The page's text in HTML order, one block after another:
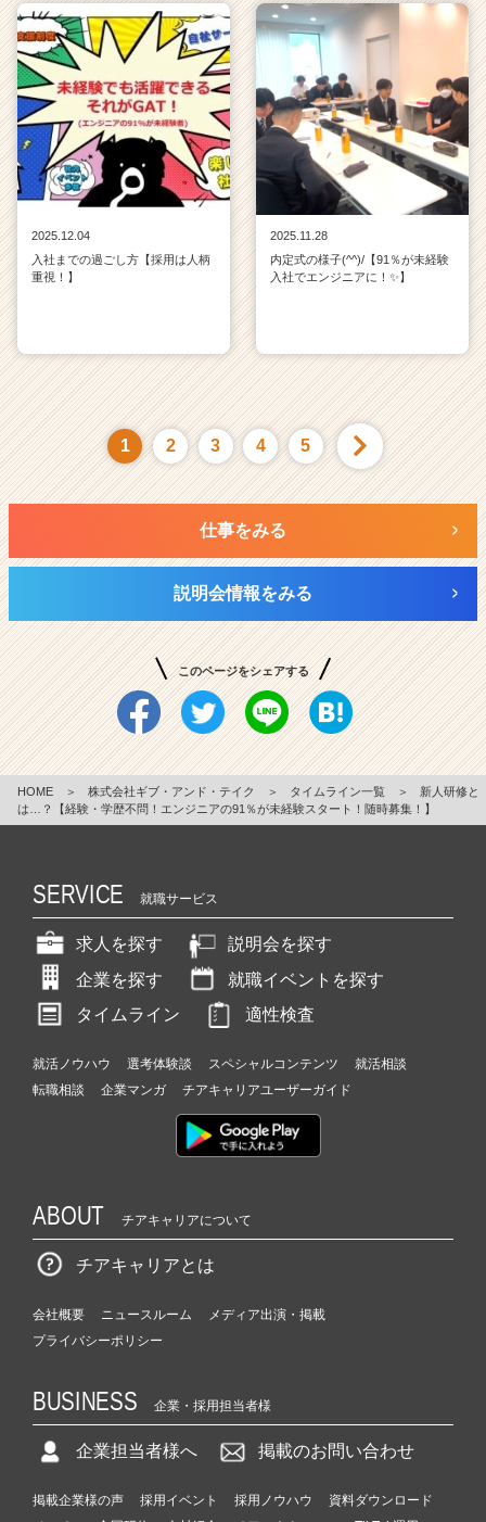
2025.12.04
入社までの過ごし方【採用は人柄
重視！】
2025.11.28
内定式の様子(^^)/【91％が未経験
入社でエンジニアに！✨】
1 2 3 4 5
仕事をみる
説明会情報をみる
このページをシェアする
HOME ＞ 株式会社ギブ・アンド・テイク ＞ タイムライン一覧 ＞
新人研修と
は…？【経験・学歴不問！エンジニアの91％が未経験スタート！随時募集！】
SERVICE 就職サービス
求人を探す
説明会を探す
企業を探す
就職イベントを探す
タイムライン
適性検査
就活ノウハウ 選考体験談 スペシャルコンテンツ
就活相談
転職相談
企業マンガ チアキャリアユーザーガイド
ABOUT チアキャリアについて
チアキャリアとは
会社概要 ニュースルーム
メディア出演・掲載
プライバシーポリシー
BUSINESS 企業・採用担当者様
企業担当者様へ 掲載のお問い合わせ
掲載企業様の声 採用イベント 採用ノウハウ
資料ダウンロード